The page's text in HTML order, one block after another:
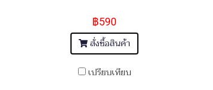
฿590
สั่งซื้อสินค้า
เปรียบเทียบ